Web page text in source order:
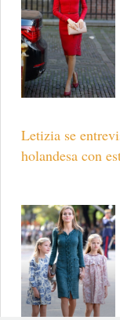
Letizia se
holandesa con